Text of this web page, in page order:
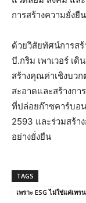
การสร้างความยั่งยื
ด้วยวิสัยทัศน์การส
บี.กริม เพาเวอร์ เ
สร้างคุณค่าเชิงบว
สะอาดและสร้างกา
ที่ปล่อยก๊าซคาร์บอ
2593 และร่วมสร้า
อย่างยั่งยืน
TAGS
เพราะ ESG ไม่ใช่แค่เ